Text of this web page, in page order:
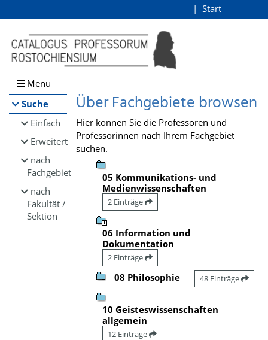
Browsen
direkt zum Inhalt
Start
Menü
Suche
Einfach
Erweitert
nach
Fachgebiet
nach
Fakultät /
Sektion
Über Fachgebiete browsen
Hier können Sie die Professoren und
Professorinnen nach Ihrem Fachgebiet
suchen.
05 Kommunikations- und
Medienwissenschaften
2 Einträge
06 Information und
Dokumentation
2 Einträge
08 Philosophie 48 Einträge
10 Geisteswissenschaften
allgemein
12 Einträge